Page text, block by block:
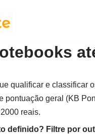
qualificar e classificar
pontuação geral (KB
reais.
definido? Filtre por